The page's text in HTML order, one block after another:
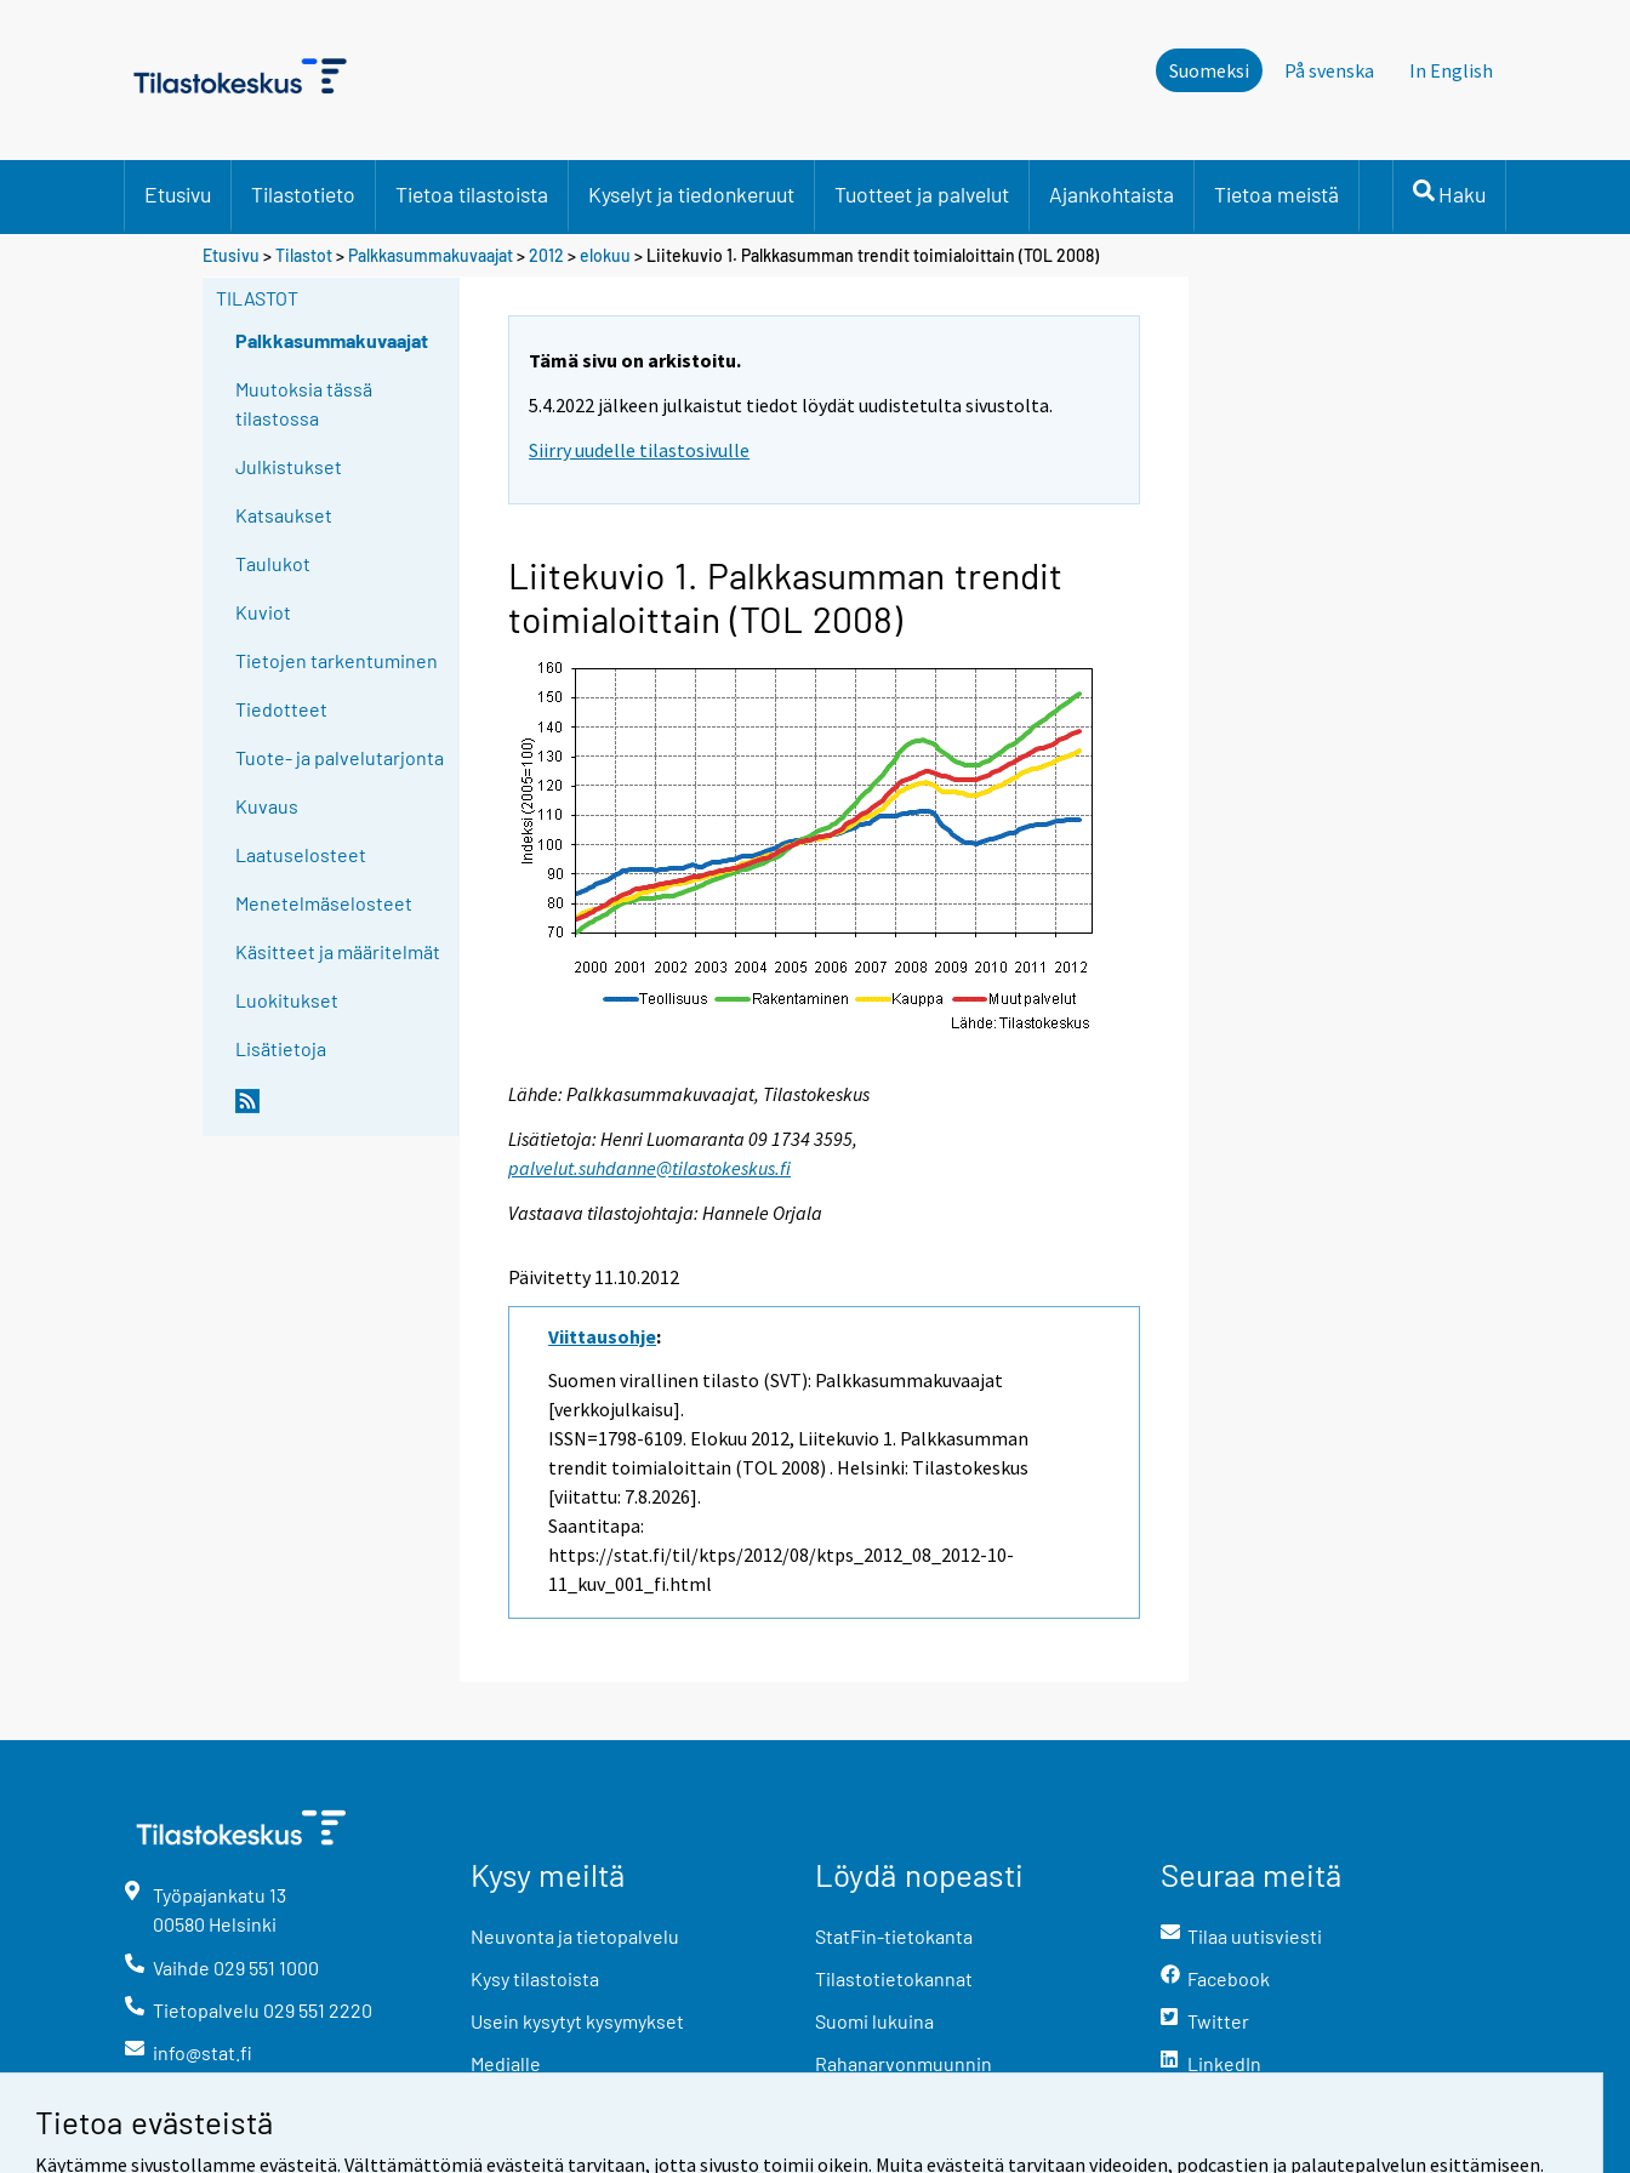
Tietoa evästeistä
Käytämme sivustollamme evästeitä. Välttämättömiä evästeitä tarvitaan, jotta sivusto toimii oikein. Muita evästeitä tarvitaan videoiden, podcastien ja palautepalvelun esittämiseen.
Suomeksi På svenska In English
Etusivu Tilastotieto Tietoa tilastoista Kyselyt ja tiedonkeruut Tuotteet ja palvelut Ajankohtaista Tietoa meistä Haku
Etusivu >Tilastot> Palkkasummakuvaajat>2012 >elokuu > Liitekuvio 1. Palkkasumman trendit toimialoittain (TOL 2008)
TILASTOT
Palkkasummakuvaajat
Muutoksia tässä
tilastossa
Julkistukset
Katsaukset
Taulukot
Kuviot
Tietojen tarkentuminen
Tiedotteet
Tuote- ja palvelutarjonta
Kuvaus
Laatuselosteet
Menetelmäselosteet
Käsitteet ja määritelmät
Luokitukset
Lisätietoja
Tämä sivu on arkistoitu.
5.4.2022 jälkeen julkaistut tiedot löydät uudistetulta sivustolta.
Siirry uudelle tilastosivulle
Liitekuvio 1. Palkkasumman trendit
toimialoittain (TOL 2008)
Lähde: Palkkasummakuvaajat, Tilastokeskus
Lisätietoja: Henri Luomaranta 09 1734 3595,
palvelut.suhdanne@tilastokeskus.fi
Vastaava tilastojohtaja: Hannele Orjala
Päivitetty 11.10.2012
Viittausohje:
Suomen virallinen tilasto (SVT): Palkkasummakuvaajat
[verkkojulkaisu].
ISSN=1798-6109. Elokuu 2012, Liitekuvio 1. Palkkasumman
trendit toimialoittain (TOL 2008) . Helsinki: Tilastokeskus
[viitattu: 7.8.2026].
Saantitapa:
https://stat.fi/til/ktps/2012/08/ktps_2012_08_2012-10-
11_kuv_001_fi.html
Työpajankatu 13
00580 Helsinki
Vaihde 029 551 1000
Tietopalvelu 029 551 2220
info@stat.fi
Kysy meiltä
Neuvonta ja tietopalvelu
Kysy tilastoista
Usein kysytyt kysymykset
Medialle
Löydä nopeasti
StatFin-tietokanta
Tilastotietokannat
Suomi lukuina
Rahanarvonmuunnin
Seuraa meitä
Tilaa uutisviesti
Facebook
Twitter
LinkedIn